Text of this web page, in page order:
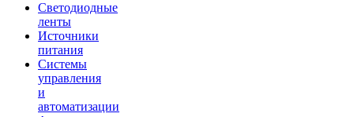
Светодиодные
ленты
Источники
питания
Системы
управления
и
автоматизации